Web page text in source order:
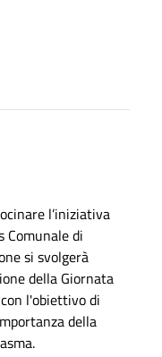
l’iniziativa
Comunale di
si svolgerà
della Giornata
l'obiettivo di
della